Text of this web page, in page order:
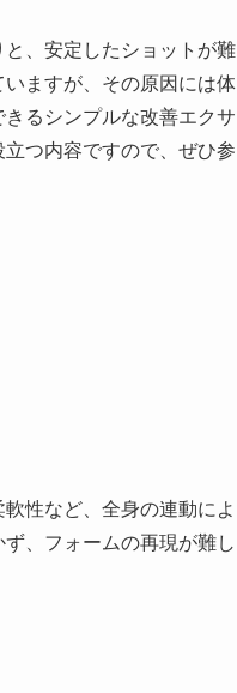
、安定したショットが難
ますが、その原因には体
るシンプルな改善エクサ
つ内容ですので、ぜひ参
性など、全身の連動によ
、フォームの再現が難し